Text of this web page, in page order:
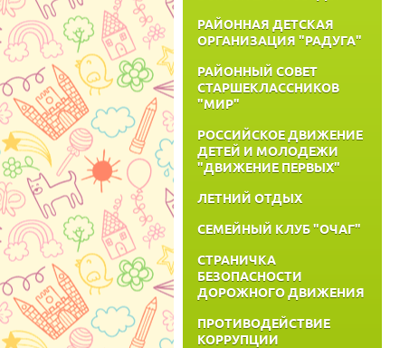
РАЙОННАЯ ДЕТСКАЯ
ОРГАНИЗАЦИЯ "РАДУГА"
РАЙОННЫЙ СОВЕТ
СТАРШЕКЛАССНИКОВ
"МИР"
РОССИЙСКОЕ ДВИЖЕНИЕ
ДЕТЕЙ И МОЛОДЕЖИ
"ДВИЖЕНИЕ ПЕРВЫХ"
ЛЕТНИЙ ОТДЫХ
СЕМЕЙНЫЙ КЛУБ "ОЧАГ"
СТРАНИЧКА
БЕЗОПАСНОСТИ
ДОРОЖНОГО ДВИЖЕНИЯ
ПРОТИВОДЕЙСТВИЕ
КОРРУПЦИИ